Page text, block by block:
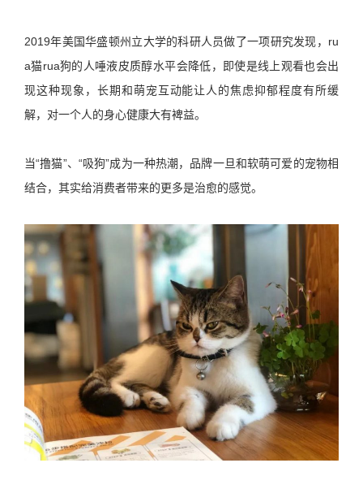
2019年美国华盛顿州立大学的科研人员做了一项研究发现，ru
a猫rua狗的人唾液皮质醇水平会降低，即使是线上观看也会出
现这种现象，长期和萌宠互动能让人的焦虑抑郁程度有所缓
解，对一个人的身心健康大有裨益。
当“撸猫”、“吸狗”成为一种热潮，品牌一旦和软萌可爱的宠物相
结合，其实给消费者带来的更多是治愈的感觉。